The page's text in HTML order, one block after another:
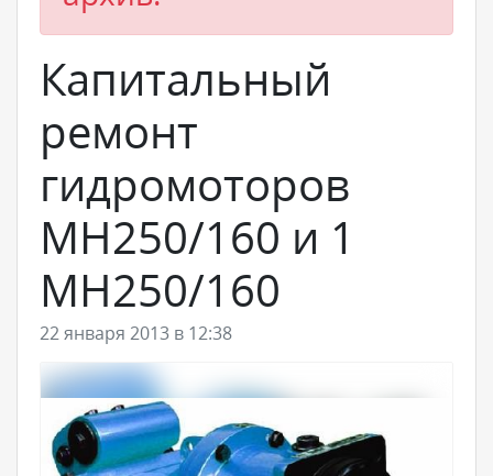
Капитальный
ремонт
гидромоторов
МН250/160 и 1
МН250/160
22 января 2013 в 12:38